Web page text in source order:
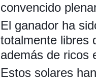
convencido
El ganador ha
totalmente libres
además de ricos
Estos solares